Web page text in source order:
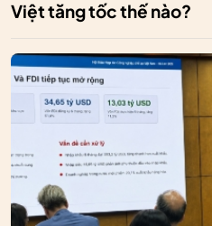
Việt tăng tốc thế nào?